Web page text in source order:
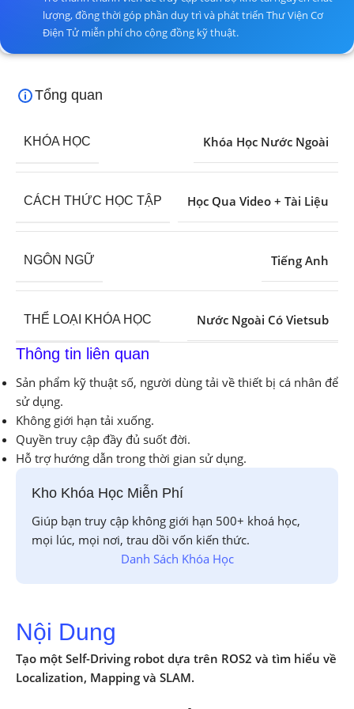
lượng, đồng thời góp phần duy trì và phát triển Thư Viện Cơ
Điện Tử miễn phí cho cộng đồng kỹ thuật.
Tổng quan
KHÓA HỌC Khóa Học Nước Ngoài
CÁCH THỨC HỌC TẬP Học Qua Video + Tài Liệu
NGÔN NGỮ Tiếng Anh
THỂ LOẠI KHÓA HỌC Nước Ngoài Có Vietsub
Thông tin liên quan
Sản phẩm kỹ thuật số, người dùng tải về thiết bị cá nhân để
sử dụng.
Không giới hạn tải xuống.
Quyền truy cập đầy đủ suốt đời.
Hỗ trợ hướng dẫn trong thời gian sử dụng.
Kho Khóa Học Miễn Phí
Giúp bạn truy cập không giới hạn 500+ khoá học,
mọi lúc, mọi nơi, trau dồi vốn kiến thức.
Danh Sách Khóa Học
Nội Dung
Tạo một Self-Driving robot dựa trên ROS2 và tìm hiểu về
Localization, Mapping và SLAM.